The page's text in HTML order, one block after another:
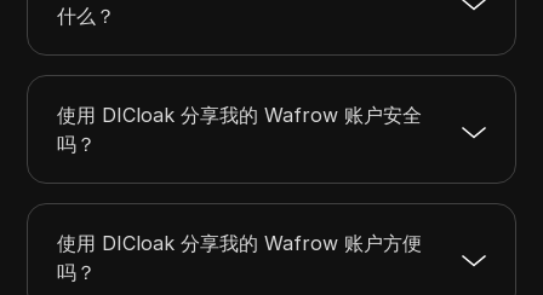
什么？
使用 DICloak 分享我的 Wafrow 账户安全
吗？
使用 DICloak 分享我的 Wafrow 账户方便
吗？